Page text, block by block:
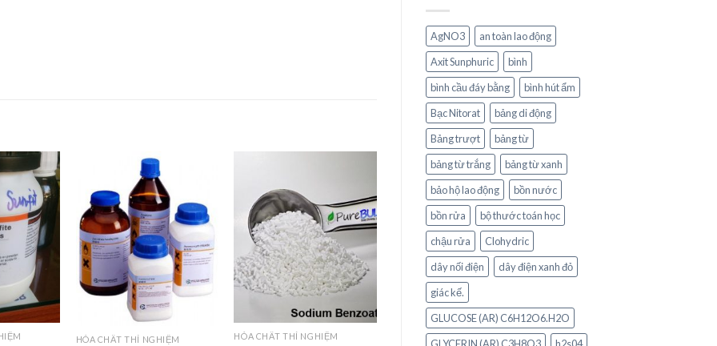
AgNO3
an toàn lao động
Axit Sunphuric
bình
bình cầu đáy bằng
bình hút ẩm
Bạc Nitorat
bảng di động
Bảng trượt
bảng từ
bảng từ trắng
bảng từ xanh
bảo hộ lao động
bồn nước
bồn rửa
bộ thước toán học
chậu rửa
Clohydric
dây nối điện
dây điện xanh đỏ
giác kế.
GLUCOSE (AR) C6H12O6.H2O
Add to
Wishlist
Wishlist
HÓA CHẤT THÍ NGHIỆM
Wishlist
HÓA CHẤT THÍ NGHIỆM